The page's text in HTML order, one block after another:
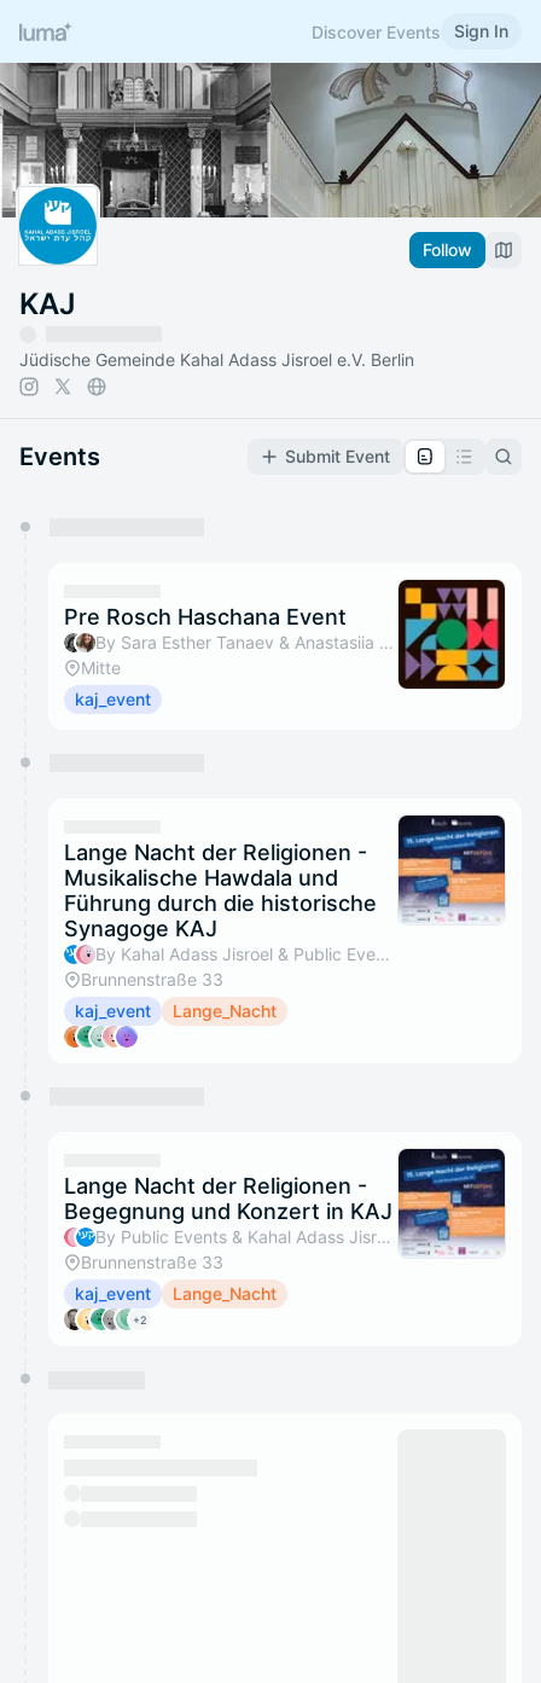
Discover Events Sign In
Follow
KAJ
Jüdische Gemeinde Kahal Adass Jisroel e.V. Berlin
Events Submit Event
They will show up on the schedule once approved
Pre Rosch Haschana Event
By Sara Esther Tanaev & Anastasiia Zharko
Mitte
kaj_event
Lange Nacht der Religionen -
Musikalische Hawdala und
Führung durch die historische
Synagoge KAJ
By Kahal Adass Jisroel & Public Events
Brunnenstraße 33
kaj_event
Lange_Nacht
Lange Nacht der Religionen -
Begegnung und Konzert in KAJ
By Public Events & Kahal Adass Jisroel
Brunnenstraße 33
kaj_event
Lange_Nacht
+2